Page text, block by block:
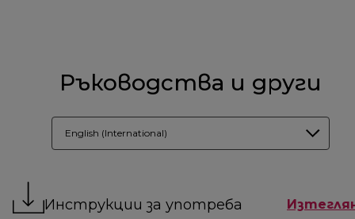
Ръководства и други
English (International)
Инструкции за употреба